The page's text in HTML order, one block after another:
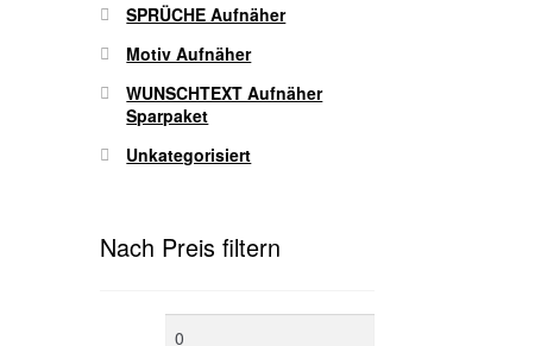
SPRÜCHE Aufnäher
Motiv Aufnäher
WUNSCHTEXT Aufnäher
Sparpaket
Unkategorisiert
Nach Preis filtern
Min.